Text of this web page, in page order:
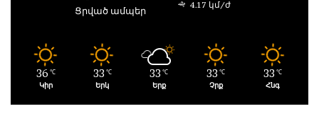
Ցրված ամպեր
4.17 կմ/ժ
36 ℃
Կիր
33 ℃
Երկ
33 ℃
Երք
33 ℃
Չրք
33 ℃
Հնգ